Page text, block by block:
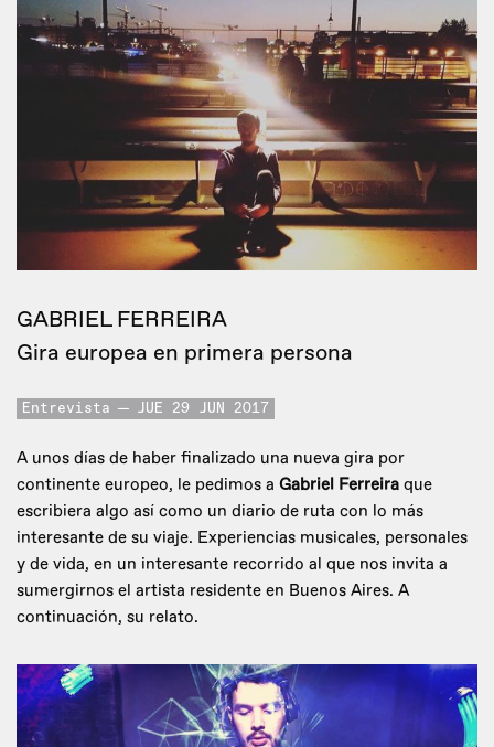
GABRIEL FERREIRA
Gira europea en primera persona
Entrevista JUE 29 JUN 2017
A unos días de haber finalizado una nueva gira por
continente europeo, le pedimos a Gabriel Ferreira que
escribiera algo así como un diario de ruta con lo más
interesante de su viaje. Experiencias musicales, personales
y de vida, en un interesante recorrido al que nos invita a
sumergirnos el artista residente en Buenos Aires. A
continuación, su relato.